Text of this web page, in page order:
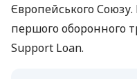
Європейського
першого оборонного
Support Loan.